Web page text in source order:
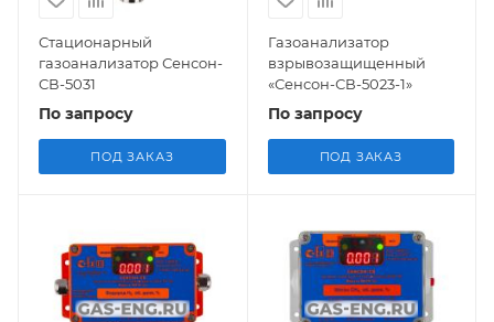
Стационарный
газоанализатор Сенсон-
СВ-5031
По запросу
ПОД ЗАКАЗ
Газоанализатор
взрывозащищенный
«Сенсон-СВ-5023-1»
По запросу
ПОД ЗАКАЗ